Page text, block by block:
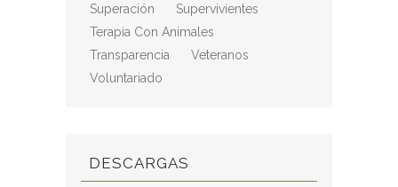
Superación
Supervivientes
Terapia Con Animales
Transparencia
Veteranos
Voluntariado
DESCARGAS